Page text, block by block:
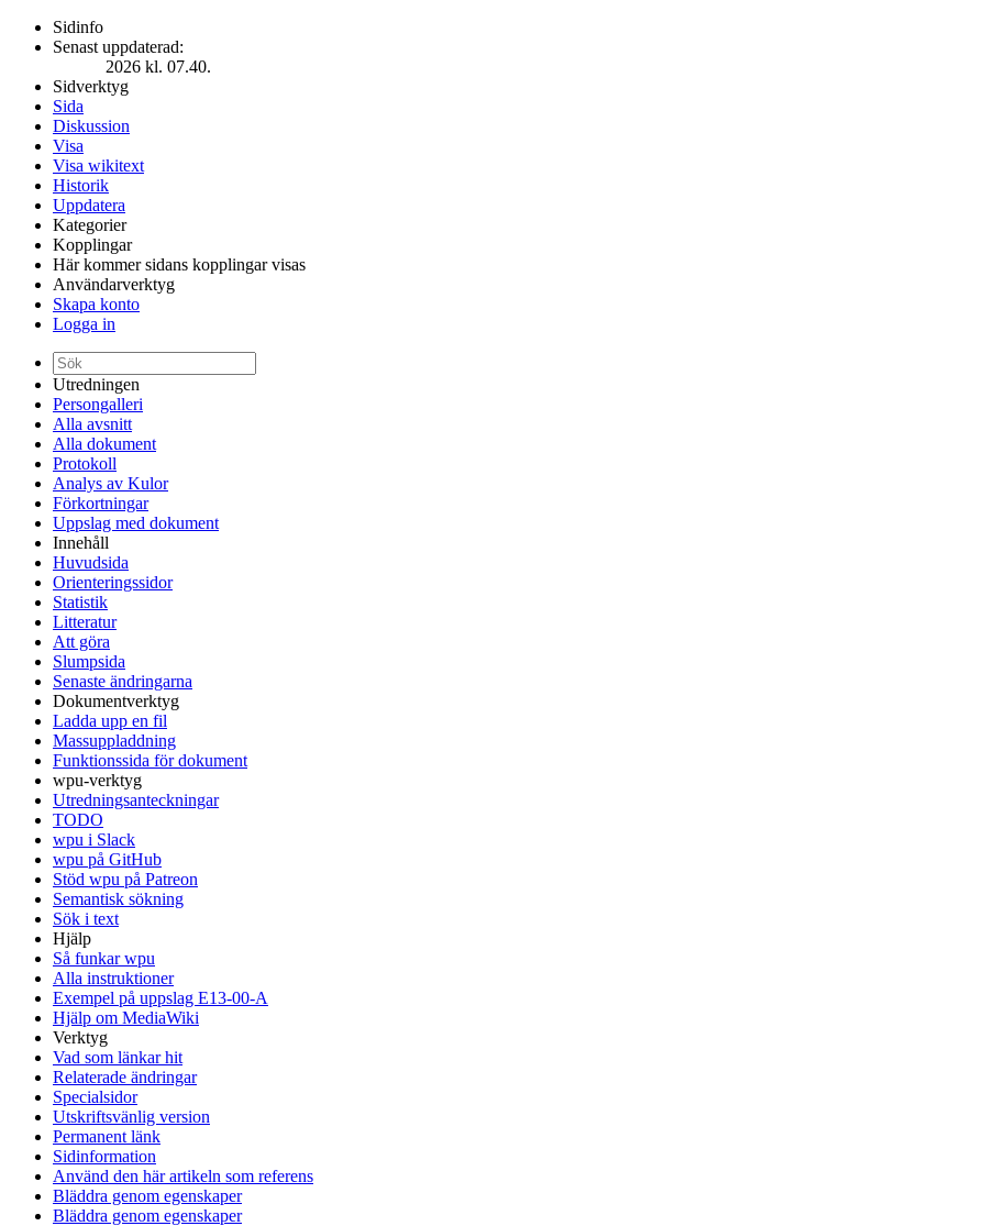
Sidinfo
Senast uppdaterad:
2026 kl. 07.40.
Sidverktyg
Sida
Diskussion
Visa
Visa wikitext
Historik
Uppdatera
Kategorier
Kopplingar
Här kommer sidans kopplingar visas
Användarverktyg
Skapa konto
Logga in
Utredningen
Persongalleri
Alla avsnitt
Alla dokument
Protokoll
Analys av Kulor
Förkortningar
Uppslag med dokument
Innehåll
Huvudsida
Orienteringssidor
Statistik
Litteratur
Att göra
Slumpsida
Senaste ändringarna
Dokumentverktyg
Ladda upp en fil
Massuppladdning
Funktionssida för dokument
wpu-verktyg
Utredningsanteckningar
TODO
wpu i Slack
wpu på GitHub
Stöd wpu på Patreon
Semantisk sökning
Sök i text
Hjälp
Så funkar wpu
Alla instruktioner
Exempel på uppslag E13-00-A
Hjälp om MediaWiki
Verktyg
Vad som länkar hit
Relaterade ändringar
Specialsidor
Utskriftsvänlig version
Permanent länk
Sidinformation
Använd den här artikeln som referens
Bläddra genom egenskaper
Bläddra genom egenskaper